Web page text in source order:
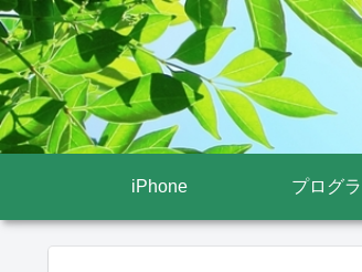
iPhone プログ